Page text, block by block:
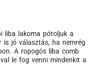
liba lakoma pótoljuk a
is jó választás, ha nemrég
A ropogós liba comb
le fog venni mindenkit a